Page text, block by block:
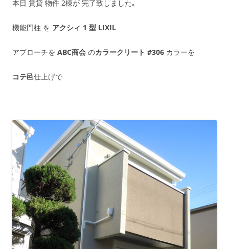
本日 賃貸 物件 2棟が 完了致しました｡
機能門柱 を アクシィ 1 型 LIXIL
アプローチを ABC商会 のカラークリート #306 カラーを
コテ邑仕上げで